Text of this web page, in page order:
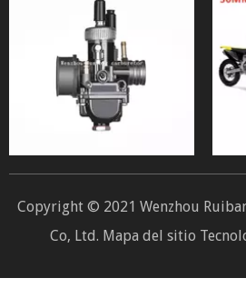
Copyright © 2021 Wenzhou
Co, Ltd. Mapa del sitio